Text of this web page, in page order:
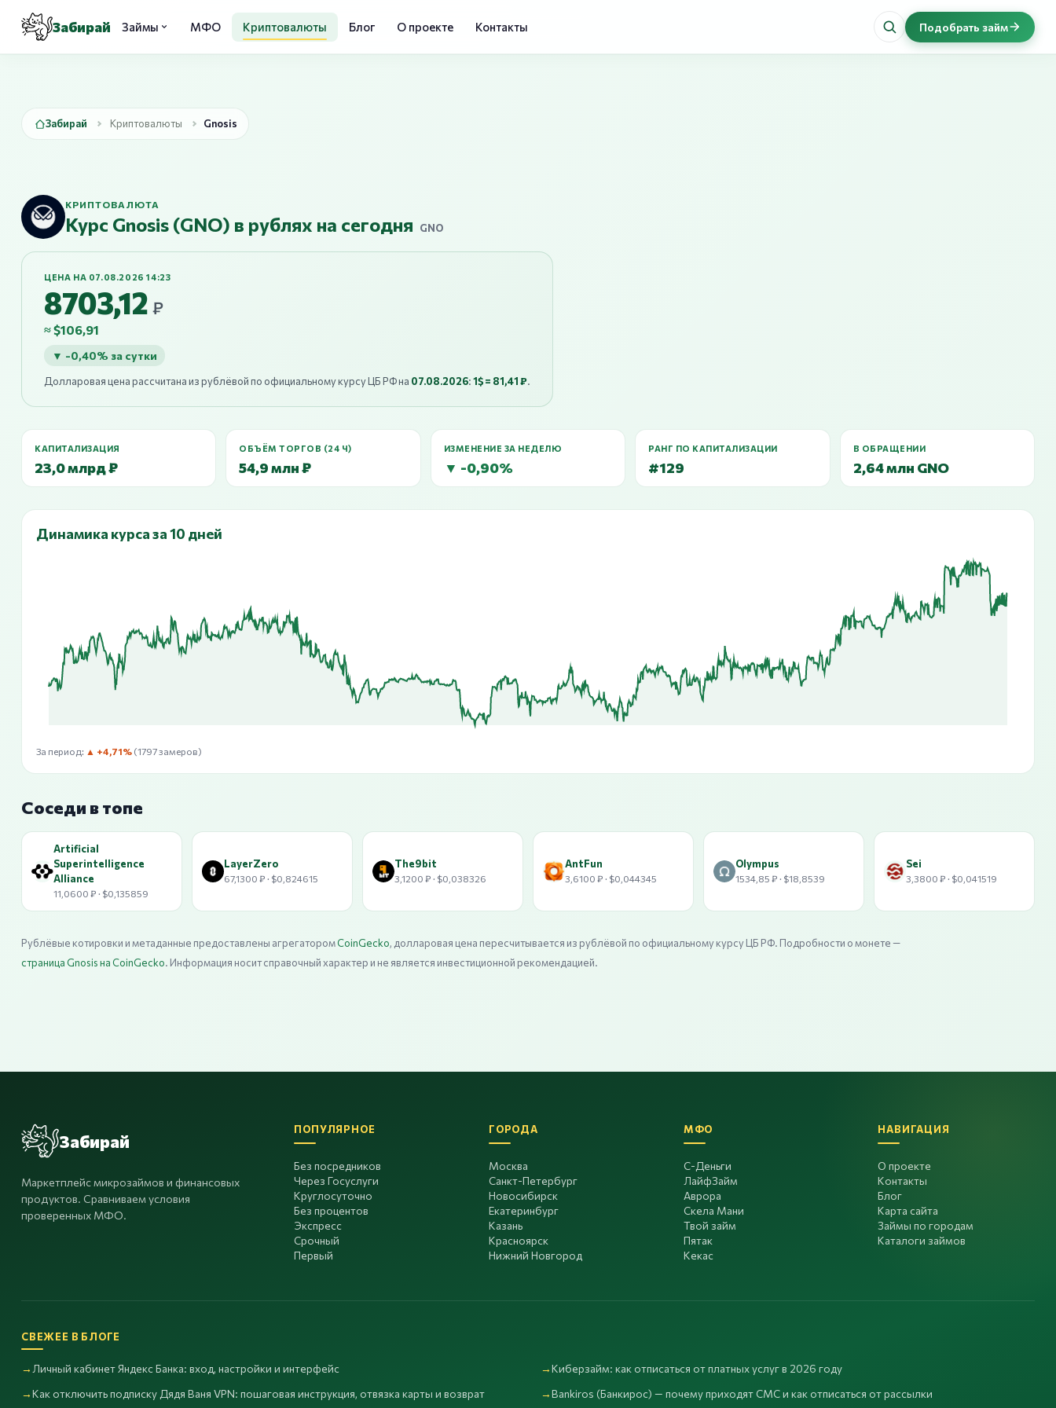
Забирай Займы МФО Криптовалюты Блог О проекте Контакты Подобрать займ
Забирай Криптовалюты Gnosis
КРИПТОВАЛЮТА
Курс Gnosis (GNO) в рублях на сегодня GNO
ЦЕНА НА 07.08.2026 14:23
8703,12 ₽
≈ $106,91
▼ -0,40% за сутки
Долларовая цена рассчитана из рублёвой по официальному курсу ЦБ РФ на 07.08.2026:1$ = 81,41 ₽.
КАПИТАЛИЗАЦИЯ
23,0 млрд ₽
ОБЪЁМ ТОРГОВ (24 Ч)
54,9 млн ₽
ИЗМЕНЕНИЕ ЗА НЕДЕЛЮ
▼ -0,90%
РАНГ ПО КАПИТАЛИЗАЦИИ
#129
В ОБРАЩЕНИИ
2,64 млн GNO
Динамика курса за 10 дней
За период: ▲ +4,71% (1797 замеров)
Соседи в топе
Artificial
Superintelligence
Alliance
11,0600 ₽ · $0,135859
LayerZero
67,1300 ₽ · $0,824615
The9bit
3,1200 ₽ · $0,038326
AntFun
3,6100 ₽ · $0,044345
Olympus
1534,85 ₽ · $18,8539
Sei
3,3800 ₽ · $0,041519
Рублёвые котировки и метаданные предоставлены агрегаторомCoinGecko, долларовая цена пересчитывается из рублёвой по официальному курсу ЦБ РФ. Подробности о монете —
страница Gnosis на CoinGecko. Информация носит справочный характер и не является инвестиционной рекомендацией.
Забирай
Маркетплейс микрозаймов и финансовых
продуктов. Сравниваем условия
проверенных МФО.
ПОПУЛЯРНОЕ
Без посредников
Через Госуслуги
Круглосуточно
Без процентов
Экспресс
Срочный
Первый
ГОРОДА
Москва
Санкт-Петербург
Новосибирск
Екатеринбург
Казань
Красноярск
Нижний Новгород
МФО
С-Деньги
ЛайфЗайм
Аврора
Скела Мани
Твой займ
Пятак
Кекас
НАВИГАЦИЯ
О проекте
Контакты
Блог
Карта сайта
Займы по городам
Каталоги займов
СВЕЖЕЕ В БЛОГЕ
Личный кабинет Яндекс Банка: вход, настройки и интерфейс
Киберзайм: как отписаться от платных услуг в 2026 году
Как отключить подписку Дядя Ваня VPN: пошаговая инструкция, отвязка карты и возврат
Bankiros (Банкирос) — почему приходят СМС и как отписаться от рассылки